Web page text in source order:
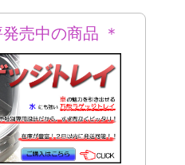
売中の商品 ＊
＊